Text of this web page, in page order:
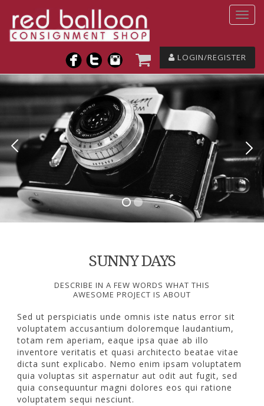
LOGIN/REGISTER
SUNNY DAYS
DESCRIBE IN A FEW WORDS WHAT THIS
AWESOME PROJECT IS ABOUT
Sed ut perspiciatis unde omnis iste natus error sit
voluptatem accusantium doloremque laudantium,
totam rem aperiam, eaque ipsa quae ab illo
inventore veritatis et quasi architecto beatae vitae
dicta sunt explicabo. Nemo enim ipsam voluptatem
quia voluptas sit aspernatur aut odit aut fugit, sed
quia consequuntur magni dolores eos qui ratione
voluptatem sequi nesciunt.